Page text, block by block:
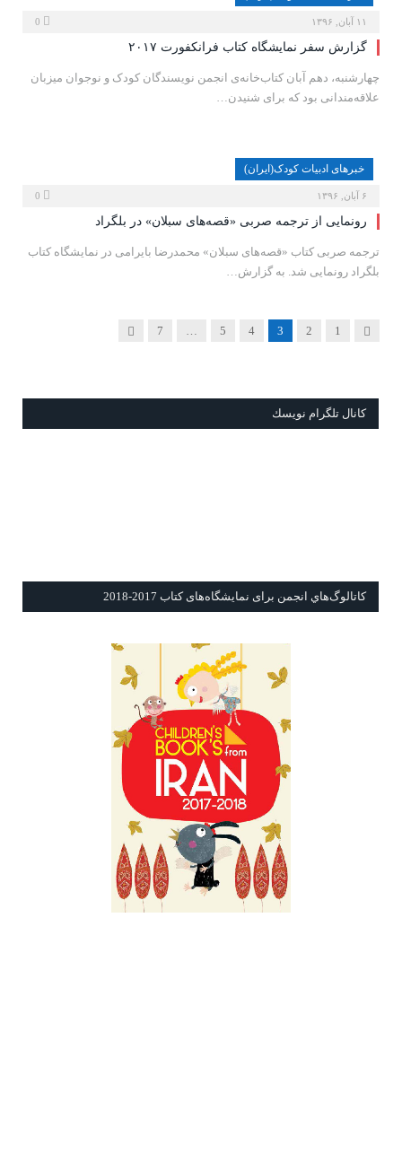
۱۱ آبان, ۱۳۹۶
گزارش سفر نمایشگاه کتاب فرانکفورت ۲۰۱۷
چهارشنبه، دهم آبان کتاب‌خانه‌ی انجمن نویسندگان کودک و نوجوان میزبان
علاقه‌مندانی بود که برای شنیدن…
خبرهای ادبیات کودک(ایران)
۶ آبان, ۱۳۹۶
رونمایی از ترجمه صربی «قصه‌های سبلان» در بلگراد
ترجمه صربی کتاب «قصه‌های سبلان» محمدرضا بایرامی در نمایشگاه کتاب
بلگراد رونمایی شد. به گزارش…
Previous
1
2
3
4
5
…
7
Next
كانال تلگرام نويسك
كاتالوگ‌هاي انجمن برای نمايشگاه‌های كتاب 2017-2018